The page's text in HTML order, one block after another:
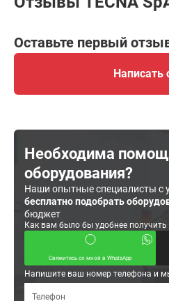
Оставьте первый
Написать
Необходима
оборудования?
Наши опытные специалисты с
бесплатно подобрать
бюджет
Как вам было бы удобнее
Свяжитесь со мной в WhatsApp
Напишите ваш номер телефона и